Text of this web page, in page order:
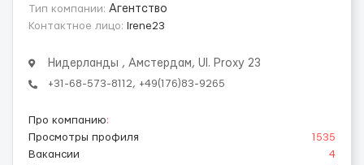
Тип компании: Агентство
Контактное лицо: Irene23
Нидерланды , Амстердам, Ul. Proxy 23
+31-68-573-8112, +49(176)83-9265
Про компанию:
Просмотры профиля
1535
Вакансии
4